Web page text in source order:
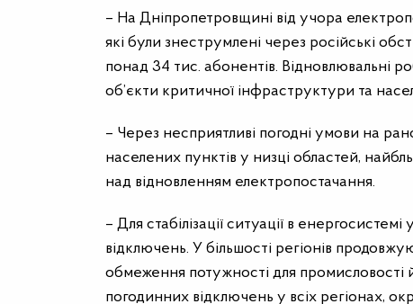
– На Дніпропетровщині від учора
які були знеструмлені через російські
понад 34 тис. абонентів. Відновлювальні
об’єкти критичної інфраструктури та
– Через несприятливі погодні умови на
населених пунктів у низці областей,
над відновленням електропостачання.
– Для стабілізації ситуації в
відключень. У більшості регіонів
обмеження потужності для промисловості
погодинних відключень у всіх регіонах,